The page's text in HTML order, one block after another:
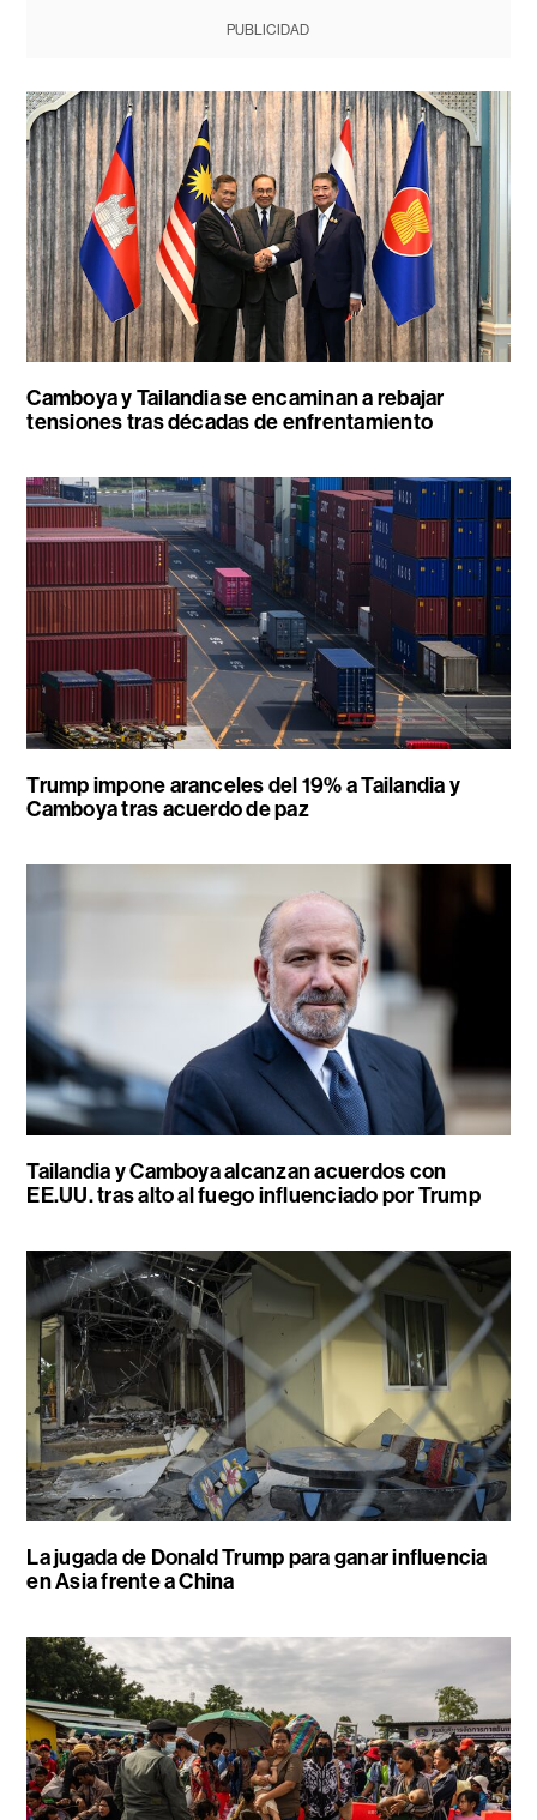
PUBLICIDAD
Camboya y Tailandia se encaminan a rebajar
tensiones tras décadas de enfrentamiento
Trump impone aranceles del 19% a Tailandia y
Camboya tras acuerdo de paz
Tailandia y Camboya alcanzan acuerdos con
EE.UU. tras alto al fuego influenciado por Trump
La jugada de Donald Trump para ganar influencia
en Asia frente a China